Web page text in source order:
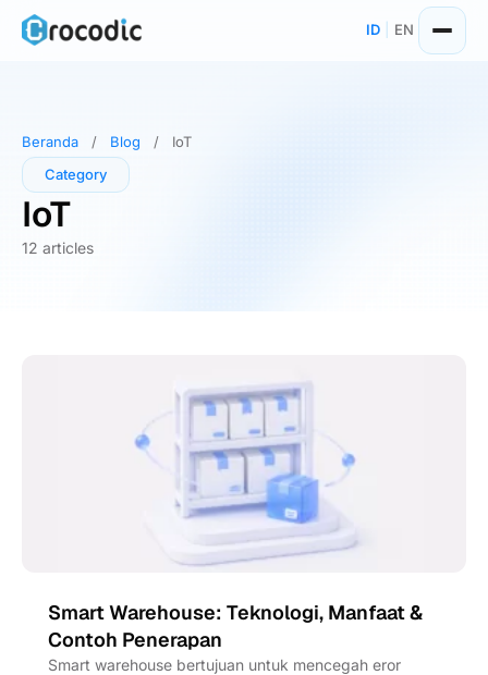
Skip
ID EN
Beranda / Blog /
IoT
Category
IoT
12 articles
Smart Warehouse: Teknologi, Manfaat &
Contoh Penerapan
Smart warehouse bertujuan untuk mencegah eror